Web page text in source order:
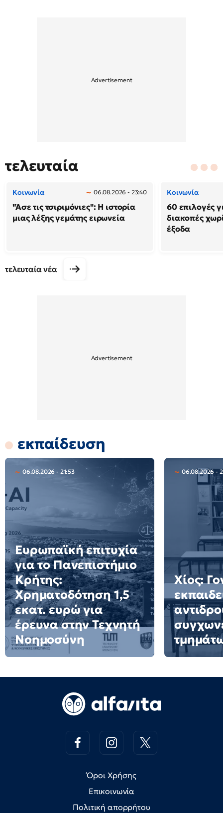
τελευταία
Κοινωνία 06.08.2026 - 23:40
"Άσε τις τσιριμόνιες": Η ιστορία
μιας λέξης γεμάτης ειρωνεία
Κοινωνία
60 επιλογές
διακοπές
έξοδα
τελευταία νέα
εκπαίδευση
06.08.2026 - 21:53
Ευρωπαϊκή επιτυχία
για το Πανεπιστήμιο
Κρήτης:
Χρηματοδότηση 1,5
εκατ. ευρώ για
έρευνα στην Τεχνητή
Νοημοσύνη
06.08.2026 -
Χίος:
Όροι Χρήσης
Επικοινωνία
Πολιτική απορρήτου